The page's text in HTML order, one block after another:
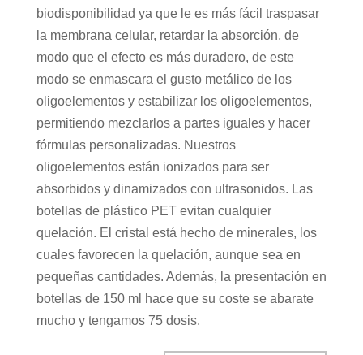
biodisponibilidad ya que le es más fácil traspasar
la membrana celular, retardar la absorción, de
modo que el efecto es más duradero, de este
modo se enmascara el gusto metálico de los
oligoelementos y estabilizar los oligoelementos,
permitiendo mezclarlos a partes iguales y hacer
fórmulas personalizadas. Nuestros
oligoelementos están ionizados para ser
absorbidos y dinamizados con ultrasonidos. Las
botellas de plástico PET evitan cualquier
quelación. El cristal está hecho de minerales, los
cuales favorecen la quelación, aunque sea en
pequeñas cantidades. Además, la presentación en
botellas de 150 ml hace que su coste se abarate
mucho y tengamos 75 dosis.